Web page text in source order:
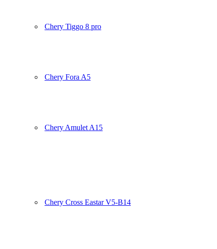
Chery Tiggo 8 pro
Chery Fora A5
Chery Amulet A15
Chery Cross Eastar V5-B14